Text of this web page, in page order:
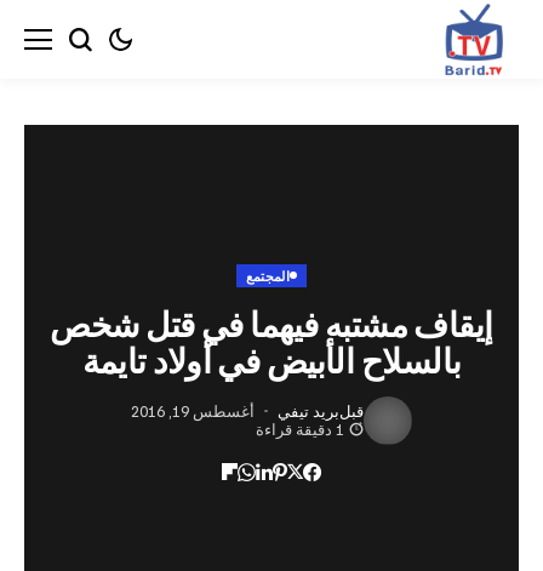
مشتبه فيهما في قتل شخص
الأبيض في أولاد تايمة
بريد تيفي
أغسطس 19, 2016